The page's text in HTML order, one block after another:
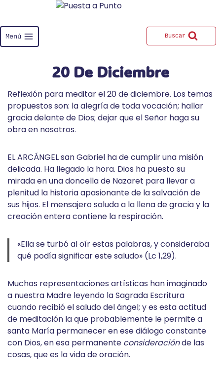
contenido
Menú Buscar
20 De Diciembre
Reflexión para meditar el 20 de diciembre. Los temas
propuestos son: la alegría de toda vocación; hallar
gracia delante de Dios; dejar que el Señor haga su
obra en nosotros.
EL ARCÁNGEL san Gabriel ha de cumplir una misión
delicada. Ha llegado la hora. Dios ha puesto su
mirada en una doncella de Nazaret para llevar a
plenitud la historia apasionante de la salvación de
sus hijos. El mensajero saluda a la llena de gracia y la
creación entera contiene la respiración.
«Ella se turbó al oír estas palabras, y consideraba
qué podía significar este saludo» (Lc 1,29).
Muchas representaciones artísticas han imaginado
a nuestra Madre leyendo la Sagrada Escritura
cuando recibió el saludo del ángel; y es esta actitud
de meditación la que probablemente le permite a
santa María permanecer en ese diálogo constante
con Dios, en esa permanente consideraciónde las
cosas, que es la vida de oración.